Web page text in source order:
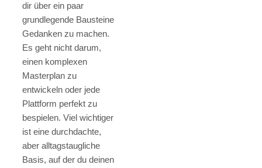
dir über ein paar
grundlegende Bausteine
Gedanken zu machen.
Es geht nicht darum,
einen komplexen
Masterplan zu
entwickeln oder jede
Plattform perfekt zu
bespielen. Viel wichtiger
ist eine durchdachte,
aber alltagstaugliche
Basis, auf der du deinen